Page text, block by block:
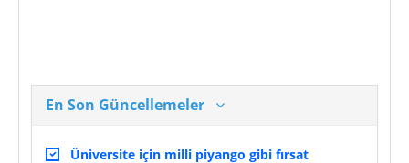
En Son Güncellemeler
Üniversite için milli piyango gibi fırsat